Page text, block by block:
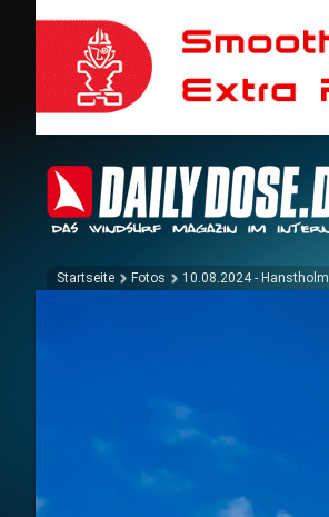
Startseite Fotos 10.08.2024 - Hanstholm